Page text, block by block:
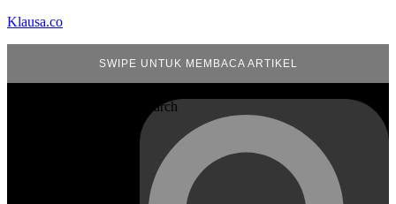
Klausa.co
SWIPE UNTUK MEMBACA ARTIKEL
Search